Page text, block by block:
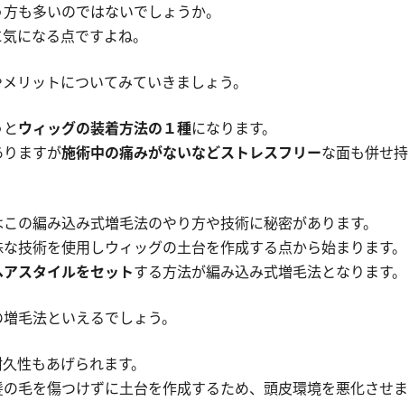
も多いのではないでしょうか。
になる点ですよね。
リットについてみていきましょう。
ウィッグの装着方法の１種になります。
ますが施術中の痛みがないなどストレスフリーな面も併せ持
の編み込み式増毛法のやり方や技術に秘密があります。
技術を使用しウィッグの土台を作成する点から始まります。
スタイルをセットする方法が編み込み式増毛法となります。
毛法といえるでしょう。
性もあげられます。
毛を傷つけずに土台を作成するため、頭皮環境を悪化させま